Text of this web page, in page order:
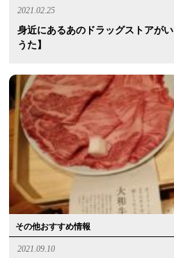
2021.02.25
身近にあるあのドラッグストアが
うた】
その他おすすめ情報
2021.09.10